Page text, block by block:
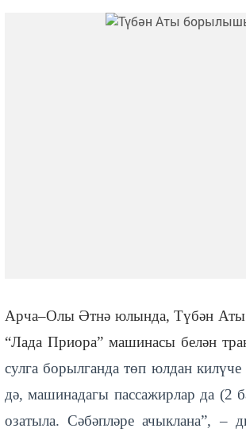
Арча–Олы Әтнә юлында, Түбән
“Лада Приора” машинасы белән
сулга борылганда төп юлдан килүче
дә, машинадагы пассажирлар да (2
озатыла. Сәбәпләре ачыклана”,